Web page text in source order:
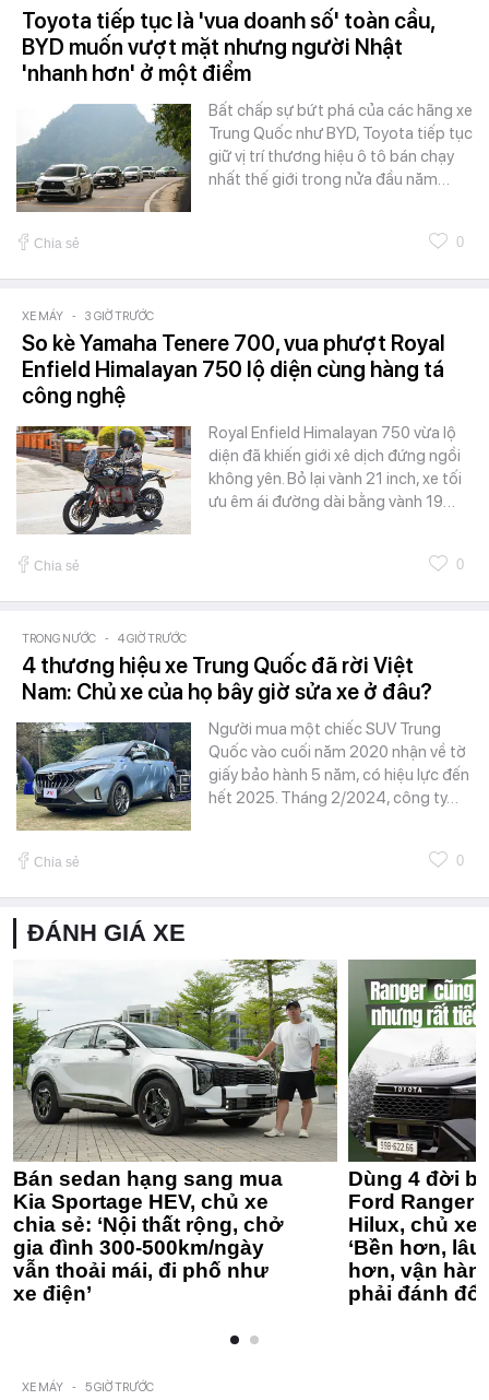
Toyota tiếp tục là 'vua doanh số' toàn cầu,
BYD muốn vượt mặt nhưng người Nhật
'nhanh hơn' ở một điểm
Bất chấp sự bứt phá của các hãng xe
Trung Quốc như BYD, Toyota tiếp tục
giữ vị trí thương hiệu ô tô bán chạy
nhất thế giới trong nửa đầu năm…
Chia sẻ 0
XE MÁY - 3 GIỜ TRƯỚC
So kè Yamaha Tenere 700, vua phượt Royal
Enfield Himalayan 750 lộ diện cùng hàng tá
công nghệ
Royal Enfield Himalayan 750 vừa lộ
diện đã khiến giới xê dịch đứng ngồi
không yên. Bỏ lại vành 21 inch, xe tối
ưu êm ái đường dài bằng vành 19…
Chia sẻ 0
TRONG NƯỚC - 4 GIỜ TRƯỚC
4 thương hiệu xe Trung Quốc đã rời Việt
Nam: Chủ xe của họ bây giờ sửa xe ở đâu?
Người mua một chiếc SUV Trung
Quốc vào cuối năm 2020 nhận về tờ
giấy bảo hành 5 năm, có hiệu lực đến
hết 2025. Tháng 2/2024, công ty…
Chia sẻ 0
ĐÁNH GIÁ XE
Bán sedan hạng sang mua
Kia Sportage HEV, chủ xe
chia sẻ: ‘Nội thất rộng, chở
gia đình 300-500km/ngày
vẫn thoải mái, đi phố như
xe điện’
Dùng 4 đời
Ford Ranger
Hilux, chủ xe
‘Bền hơn,
hơn, vận
phải đánh
XE MÁY - 5 GIỜ TRƯỚC